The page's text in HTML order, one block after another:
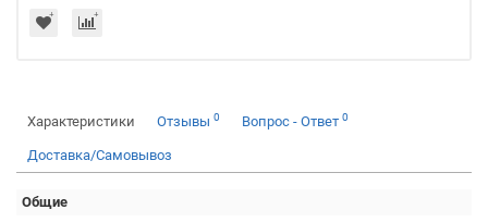
Характеристики Отзывы 0 Вопрос - Ответ 0
Доставка/Самовывоз
Общие